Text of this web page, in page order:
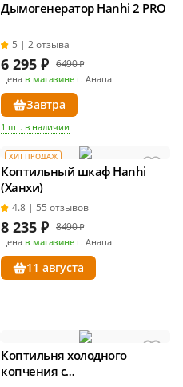
Дымогенератор Hanhi 2 PRO
5 | 2 отзыва
6 295 ₽ 6490 ₽
Цена в магазине г. Анапа
Завтра
1 шт. в наличии
ХИТ ПРОДАЖ
Коптильный шкаф Hanhi
(Ханхи)
4.8 | 55 отзывов
8 235 ₽ 8490 ₽
Цена в магазине г. Анапа
11 августа
Коптильня холодного
копчения с